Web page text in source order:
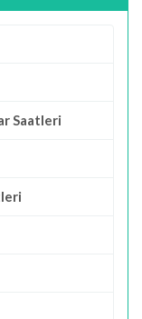
Saatleri